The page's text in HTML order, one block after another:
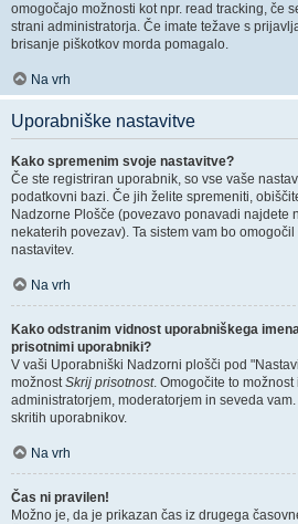
omogočajo možnosti kot npr. read tracking, če
strani administratorja. Če imate težave s
brisanje piškotkov morda pomagalo.
Na vrh
Uporabniške nastavitve
Kako spremenim svoje nastavitve?
Če ste registriran uporabnik, so vse vaše
podatkovni bazi. Če jih želite spremeniti,
Nadzorne Plošče (povezavo ponavadi najdete
nekaterih povezav). Ta sistem vam bo
nastavitev.
Na vrh
Kako odstranim vidnost uporabniškega
prisotnimi uporabniki?
V vaši Uporabniški Nadzorni plošči pod
možnostSkrij prisotnost. Omogočite to
administratorjem, moderatorjem in seveda
skritih uporabnikov.
Na vrh
Čas ni pravilen!
Možno je, da je prikazan čas iz drugega